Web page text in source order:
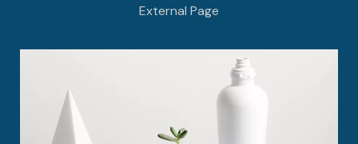
External Page